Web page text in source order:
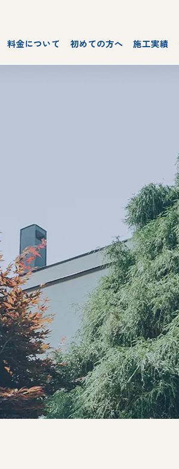
料金について 初めての方へ 施工実績